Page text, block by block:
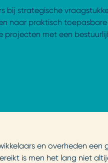
bij strategische
naar praktisch
projecten met een
en overheden een
is men het lang niet